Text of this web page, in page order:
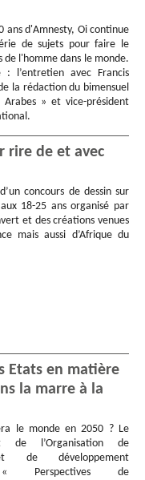
ans d'Amnesty, Oi continue
de sujets pour faire le
de l'homme dans le monde.
: l’entretien avec Francis
la rédaction du bimensuel
» et vice-président
rire de et avec
concours de dessin sur
18-25 ans organisé par
et des créations venues
mais aussi d’Afrique du
Etats en matière
la marre à la
le monde en 2050 ? Le
de l’Organisation de
de développement
« Perspectives de